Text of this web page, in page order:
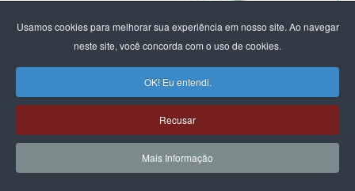
Usamos cookies para melhorar sua experiência em nosso site. Ao navegar
neste site, você concorda com o uso de cookies.
OK! Eu entendi.
Recusar
Mais Informação
RECOMENDAMOS A LEITURA
August Nimtz prova que marxismo e
antirracismo são indissociáveis na luta
anticapitalista
Rap transfeminista radical argentino na FLIPEI